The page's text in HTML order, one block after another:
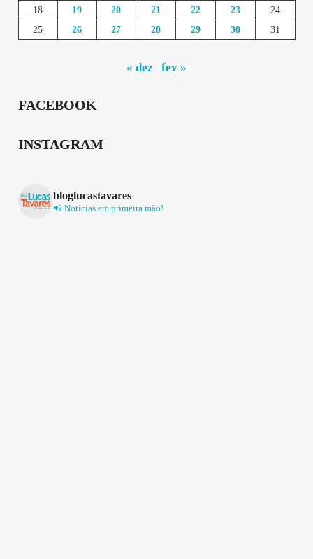
18
19 20 21 22 23
24
25
26 27 28 29 30 31
« dez fev »
FACEBOOK
INSTAGRAM
bloglucastavares
📲 Notícias em primeira mão!